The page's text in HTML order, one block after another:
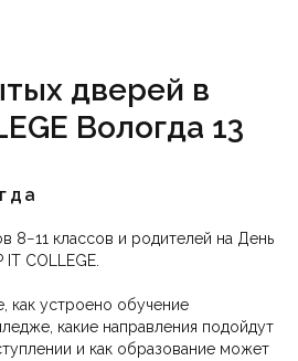
дверей в
Вологда 13
8−11 классов и родителей на День
COLLEGE.
как устроено обучение
какие направления подойдут
и как образование может